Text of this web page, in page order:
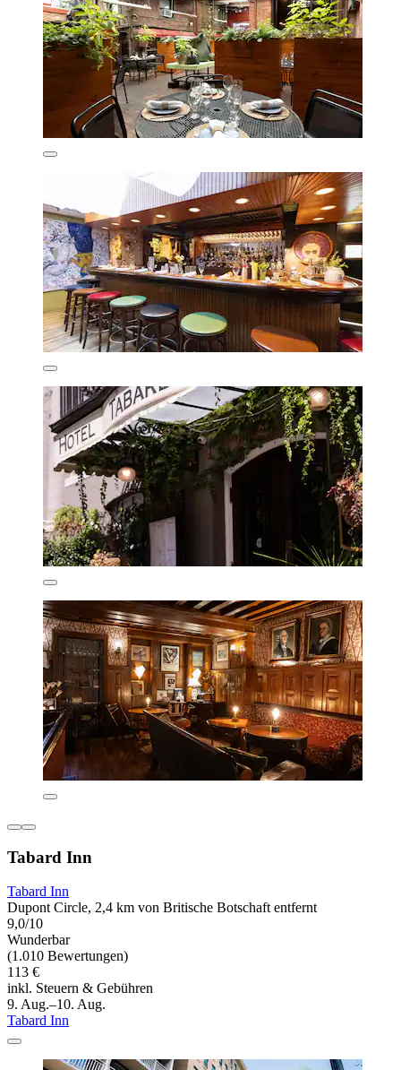
Tabard Inn
Tabard Inn
Dupont Circle, 2,4 km von Britische Botschaft entfernt
9,0/10
Wunderbar
(1.010 Bewertungen)
113 €
inkl. Steuern & Gebühren
9. Aug.–10. Aug.
Tabard Inn